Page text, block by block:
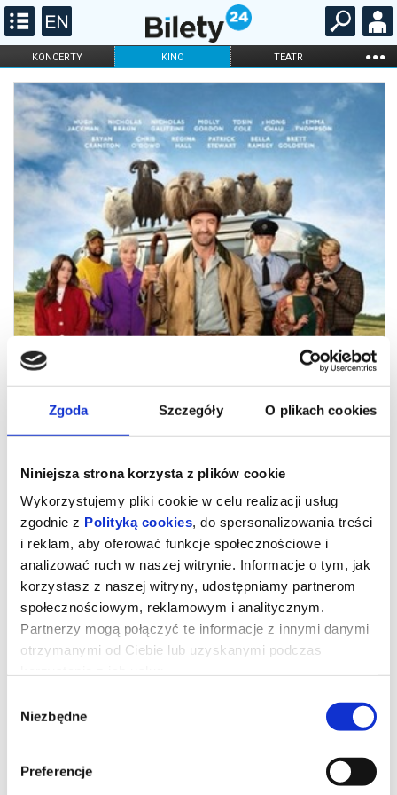
Zgoda Szczegóły O plikach cookies
Niniejsza strona korzysta z plików cookie
Wykorzystujemy pliki cookie w celu realizacji usług
zgodnie z Polityką cookies, do spersonalizowania treści
i reklam, aby oferować funkcje społecznościowe i
analizować ruch w naszej witrynie. Informacje o tym, jak
korzystasz z naszej witryny, udostępniamy partnerom
społecznościowym, reklamowym i analitycznym.
Partnerzy mogą połączyć te informacje z innymi danymi
otrzymanymi od Ciebie lub uzyskanymi podczas
zgody
Niezbędne
Preferencje
KONCERTY KINO TEATR ...
FILHARMONIA OPERA I BALET
DLA DZIECI
KARNETY
SPRAWIEDLIWOŚĆ OWIEC
George Hardy (Hugh Jackman) to pasterz, który kocha swoje owce
kryminały, udając, że owce je rozumieją, nie podejrzewając, że nie
tylko je rozumieją, ale także godzinami dyskutują o tym, kto jest
sprawcą zbrodni.Kiedy George zostaje znaleziony martwy w